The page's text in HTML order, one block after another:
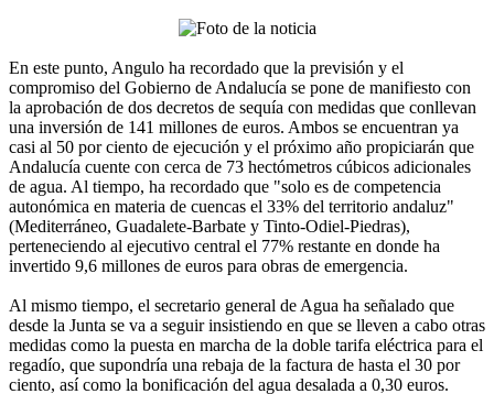
En este punto, Angulo ha recordado que la previsión y el
compromiso del Gobierno de Andalucía se pone de manifiesto con
la aprobación de dos decretos de sequía con medidas que conllevan
una inversión de 141 millones de euros. Ambos se encuentran ya
casi al 50 por ciento de ejecución y el próximo año propiciarán que
Andalucía cuente con cerca de 73 hectómetros cúbicos adicionales
de agua. Al tiempo, ha recordado que "solo es de competencia
autonómica en materia de cuencas el 33% del territorio andaluz"
(Mediterráneo, Guadalete-Barbate y Tinto-Odiel-Piedras),
perteneciendo al ejecutivo central el 77% restante en donde ha
invertido 9,6 millones de euros para obras de emergencia.
Al mismo tiempo, el secretario general de Agua ha señalado que
desde la Junta se va a seguir insistiendo en que se lleven a cabo otras
medidas como la puesta en marcha de la doble tarifa eléctrica para el
regadío, que supondría una rebaja de la factura de hasta el 30 por
ciento, así como la bonificación del agua desalada a 0,30 euros.